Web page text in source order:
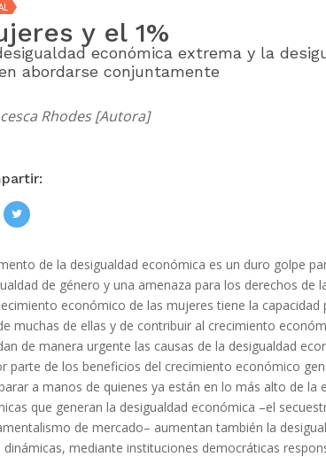
y el 1%
económica extrema y la
abordarse conjuntamente
Rhodes [Autora]
de la desigualdad económica es un duro golpe
de género y una amenaza para los derechos de
económico de las mujeres tiene la capacidad
muchas de ellas y de contribuir al crecimiento
de manera urgente las causas de la desigualdad
parte de los beneficios del crecimiento económico
a manos de quienes ya están en lo más alto de la
que generan la desigualdad económica –el
de mercado– aumentan también la
dinámicas, mediante instituciones democráticas